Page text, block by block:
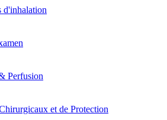
d'inhalation
Perfusion
et de Protection